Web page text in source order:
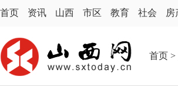
首页 资讯 山西 市区 教育 社会 房
首页 >